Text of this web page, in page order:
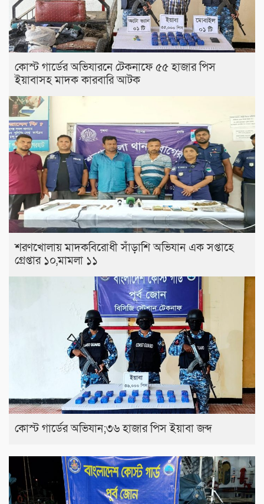
কোস্ট গার্ডের অভিযারনে টেকনাফে ৫৫ হাজার পিস
ইয়াবাসহ মাদক কারবারি আটক
শরণখোলায় মাদকবিরোধী সাঁড়াশি অভিযান এক সপ্তাহে
গ্রেপ্তার ১০,মামলা ১১
কোস্ট গার্ডের অভিযান;৩৬ হাজার পিস ইয়াবা জব্দ